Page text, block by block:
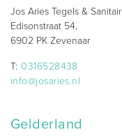
Jos Aries Tegels & Sanitair
Edisonstraat 54,
6902 PK Zevenaar
T:0316528438
info@josaries.nl
Gelderland